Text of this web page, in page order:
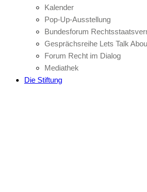
Kalender
Pop-Up-Ausstellung
Bundesforum
Gesprächsreihe Lets Talk
Forum Recht im Dialog
Mediathek
Die Stiftung